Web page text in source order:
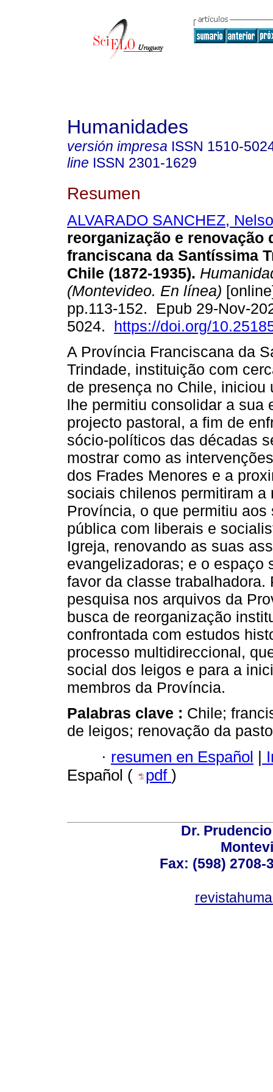
Humanidades
versión impresa ISSN 1510-
line ISSN 2301-1629
Resumen
ALVARADO SANCHEZ,
reorganização e renovação
franciscana da Santíssima
Chile (1872-1935).
(Montevideo. En línea)
pp.113-152. Epub 29-Nov-
5024. https://doi.org/
A Província Franciscana da
Trindade, instituição com
de presença no Chile, iniciou
lhe permitiu consolidar a sua
projecto pastoral, a fim de
sócio-políticos das décadas
mostrar como as
dos Frades Menores e a
sociais chilenos permitiram
Província, o que permitiu
pública com liberais e
Igreja, renovando as suas
evangelizadoras; e o espaço
favor da classe
pesquisa nos arquivos da
busca de reorganização
confrontada com estudos
processo multidireccional,
social dos leigos e para a
membros da Província.
Palabras clave : Chile;
de leigos; renovação da
· resumen en Español |
Español (
pdf )
Dr.
Fax: (598) 2708-